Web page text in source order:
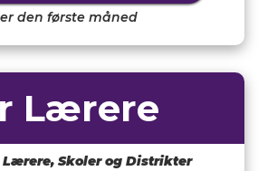
den første måned
Lærere
Skoler og Distrikter